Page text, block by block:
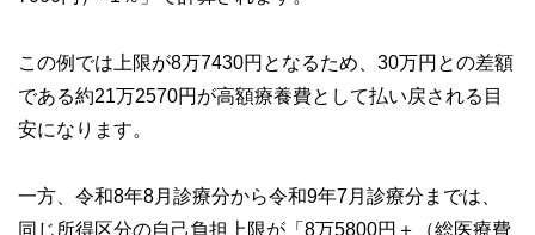
この例では上限が8万7430円となるため、30万円との差額
である約21万2570円が高額療養費として払い戻される目
安になります。
一方、令和8年8月診療分から令和9年7月診療分までは、
同じ所得区分の自己負担上限が「8万5800円＋（総医療費